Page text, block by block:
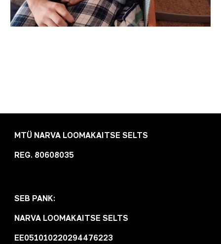
MTÜ NARVA LOOMAKAITSE SELTS
REG. 80608035
SEB PANK:
NARVA LOOMAKAITSE SELTS
EE051010220294476223